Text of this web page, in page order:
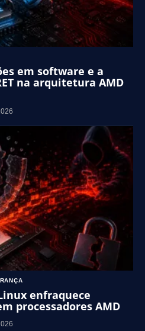
em software e a
na arquitetura AMD
enfraquece
processadores AMD